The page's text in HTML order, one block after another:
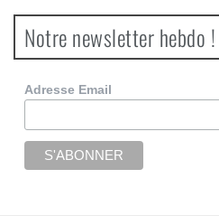
Notre newsletter hebdo !
Adresse Email